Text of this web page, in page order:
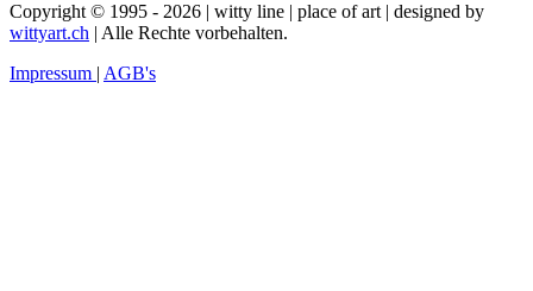
Copyright © 1995 - 2026 | witty line | place of art | designed by
wittyart.ch | Alle Rechte vorbehalten.
Impressum | AGB's